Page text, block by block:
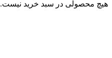
هیچ محصولی در سبد خرید نیست.